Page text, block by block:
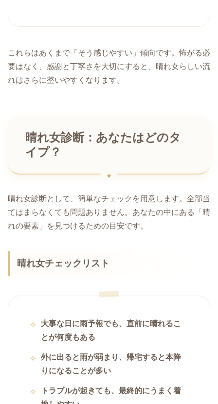
これらはあくまで「そう感じやすい」傾向です。怖がる必
要はなく、感謝と丁寧さを大切にすると、晴れ女らしい流
れはさらに整いやすくなります。
晴れ女診断：あなたはどのタ
イプ？
晴れ女診断として、簡単なチェックを用意します。全部当
てはまらなくても問題ありません。あなたの中にある「晴
れの要素」を見つけるための目安です。
晴れ女チェックリスト
大事な日に雨予報でも、直前に晴れるこ
とが何度もある
外に出ると雨が弱まり、帰宅すると本降
りになることが多い
トラブルが起きても、最終的にうまく着